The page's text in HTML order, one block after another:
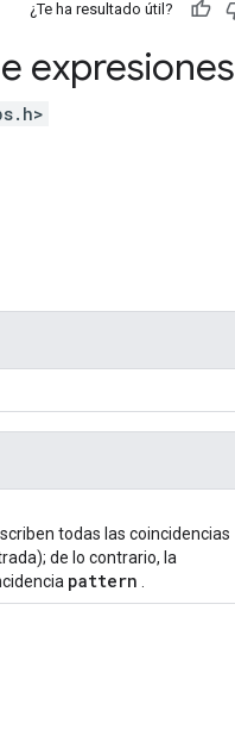
¿Te ha resultado útil?
expresiones
todas las coincidencias
de lo contrario, la
pattern